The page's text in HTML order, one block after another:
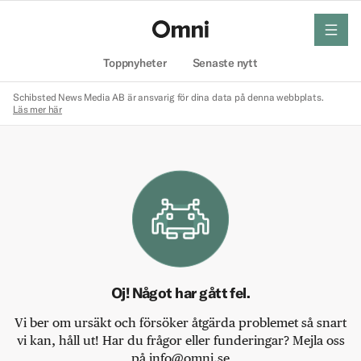
Toppnyheter Senaste nytt
meny
Schibsted News Media AB är ansvarig för dina data på denna webbplats.
Läs mer här
Oj! Något har gått fel.
Vi ber om ursäkt och försöker åtgärda problemet så snart
vi kan, håll ut! Har du frågor eller funderingar? Mejla oss